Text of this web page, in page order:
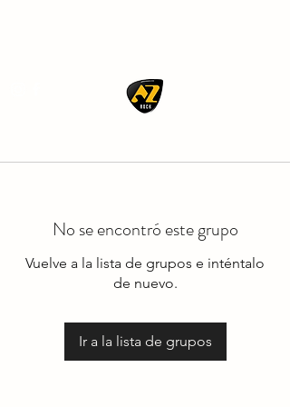
No se encontró este grupo
Vuelve a la lista de grupos e inténtalo
de nuevo.
Ir a la lista de grupos